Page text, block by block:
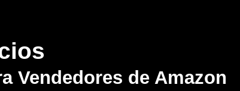
Vendedores de Amazon